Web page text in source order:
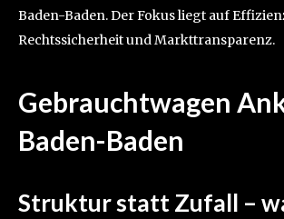
Baden-Baden. Der Fokus liegt auf
Rechtssicherheit und Markttransparenz.
Gebrauchtwagen
Baden-Baden
Struktur statt Zufall –